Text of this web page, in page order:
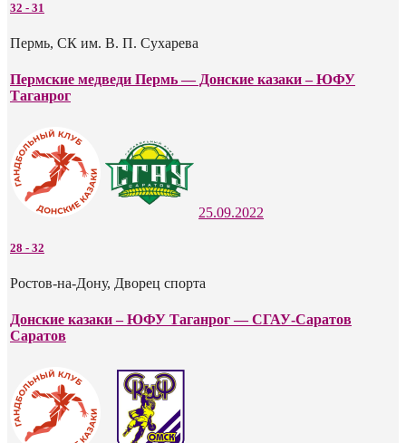
32 - 31
Пермь, СК им. В. П. Сухарева
Пермские медведи Пермь — Донские казаки – ЮФУ
Таганрог
25.09.2022
28 - 32
Ростов-на-Дону, Дворец спорта
Донские казаки – ЮФУ Таганрог — СГАУ-Саратов
Саратов